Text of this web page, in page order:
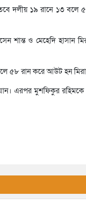
দলীয় ১৯ রানে ১৩ বলে
ও মেহেদি হাসান
৫৮ রান করে আউট হন
এরপর মুশফিকুর রহিমকে